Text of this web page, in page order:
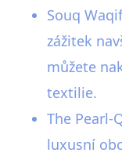
Souq
zážitek
můžete
textilie.
The Pearl-
luxusní